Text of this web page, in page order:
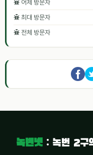
어제 방문자
최대 방문자
전체 방문자
녹번넷 : 녹번 2구